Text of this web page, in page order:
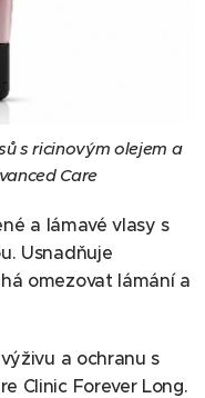
s ricinovým olejem a
Care
a lámavé vlasy s
Usnadňuje
omezovat lámání a
a ochranu s
Clinic Forever Long.